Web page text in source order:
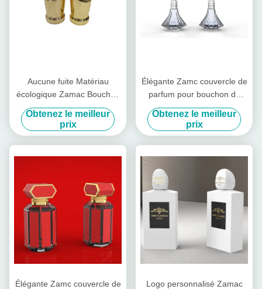
Aucune fuite Matériau
écologique Zamac Bouchon
de parfum pour bouteille de
parfum en verre
Obtenez le meilleur
prix
Élégante Zamc couvercle de
parfum pour bouchon de
bouteille Service OEM /
ODM disponible
Obtenez le meilleur
prix
Élégante Zamc couvercle de
Logo personnalisé Zamac